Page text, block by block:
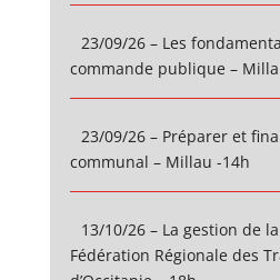
23/09/26 – Les
commande publique –
23/09/26 – Préparer et
communal – Millau -14h
13/10/26 – La gestion de
Fédération Régionale des